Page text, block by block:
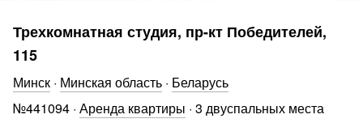
Трехкомнатная студия, пр-кт Победителей,
115
Минск · Минская область · Беларусь
№441094 · Аренда квартиры · 3 двуспальных места